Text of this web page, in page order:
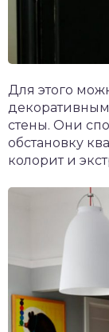
Для этого
стены. Они
обстановку
колорит и